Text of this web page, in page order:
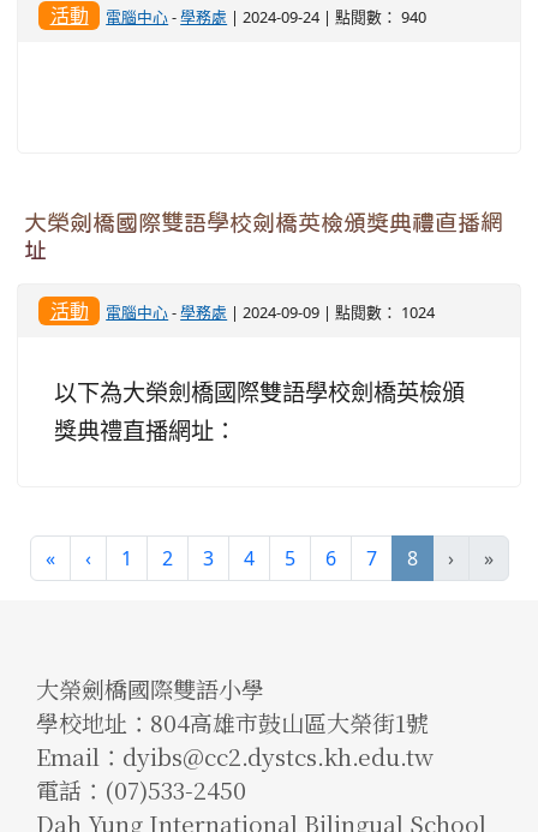
活動 電腦中心-學務處 | 2024-09-24 | 點閱數： 940
大榮劍橋國際雙語學校劍橋英檢頒獎典禮直播網
址
活動 電腦中心-學務處 | 2024-09-09 | 點閱數： 1024
以下為大榮劍橋國際雙語學校劍橋英檢頒
獎典禮直播網址：
« ‹ 1 2 3 4 5 6 7 8(current)
› »
大榮劍橋國際雙語小學
學校地址：804高雄市鼓山區大榮街1號
Email：dyibs@cc2.dystcs.kh.edu.tw
電話：(07)533-2450
Dah Yung International Bilingual School